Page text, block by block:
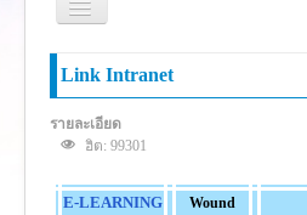
สลับ
เก
ชั่น
หน้าแรก
เกี่ยวกับเรา
โครงสร้างองค์กร
Link Intranet
รายละเอียด
ฮิต: 99301
E-LEARNING
Wound